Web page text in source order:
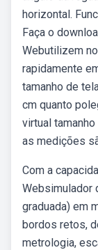
horizontal.
Faça o
Webutilizem
rapidamente
tamanho de
cm quanto
virtual
as medições
Com a
Websimulador
graduada) em
bordos retos,
metrologia,